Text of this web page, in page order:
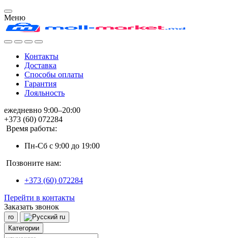
Меню
Контакты
Доставка
Способы оплаты
Гарантия
Лояльность
ежедневно 9:00–20:00
+373 (60) 072284
Время работы:
Пн-Сб с 9:00 до 19:00
Позвоните нам:
+373 (60) 072284
Перейти в контакты
Заказать звонок
ro
ru
Категории